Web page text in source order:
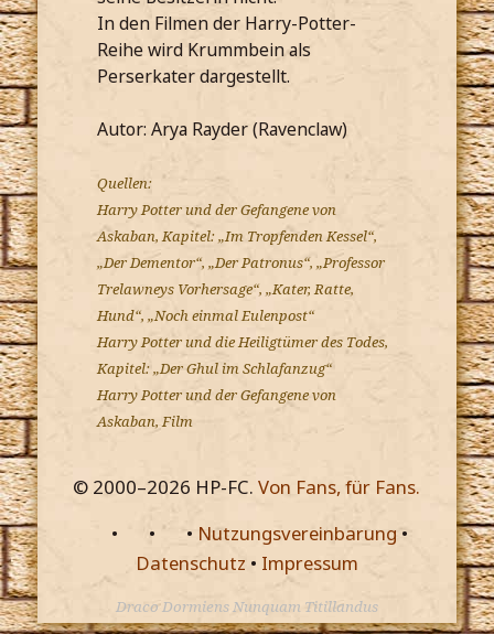
In den Filmen der Harry-Potter-
Reihe wird Krummbein als
Perserkater dargestellt.
Autor: Arya Rayder (Ravenclaw)
Quellen:
Harry Potter und der Gefangene von
Askaban, Kapitel: „Im Tropfenden Kessel“,
„Der Dementor“, „Der Patronus“, „Professor
Trelawneys Vorhersage“, „Kater, Ratte,
Hund“, „Noch einmal Eulenpost“
Harry Potter und die Heiligtümer des Todes,
Kapitel: „Der Ghul im Schlafanzug“
Harry Potter und der Gefangene von
Askaban, Film
© 2000–2026 HP-FC.Von Fans, für Fans.
•
• • Nutzungsvereinbarung•
Datenschutz • Impressum
Draco Dormiens Nunquam Titillandus